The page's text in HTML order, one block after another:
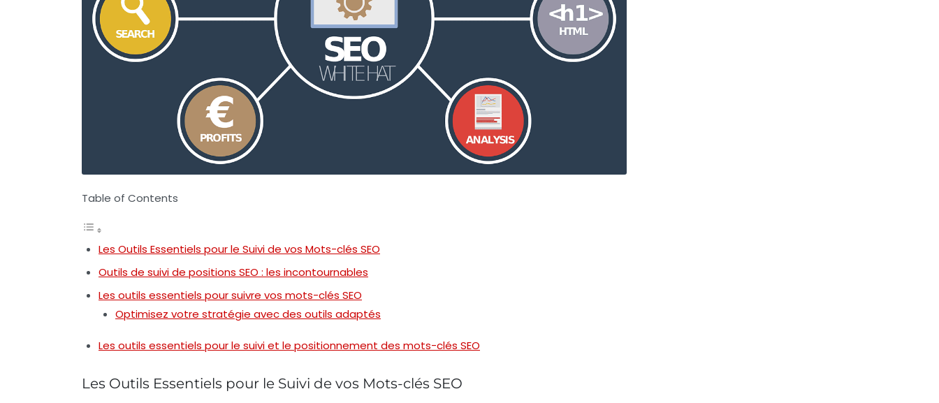
Table of Contents
Les Outils Essentiels pour le Suivi de vos Mots-clés SEO
Outils de suivi de positions SEO : les incontournables
Les outils essentiels pour suivre vos mots-clés SEO
Optimisez votre stratégie avec des outils adaptés
Les outils essentiels pour le suivi et le positionnement des mots-clés SEO
Les Outils Essentiels pour le Suivi de vos Mots-clés SEO